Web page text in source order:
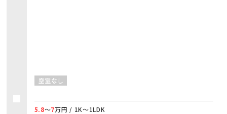
空室なし
5.8～7万円 / 1K～1LDK